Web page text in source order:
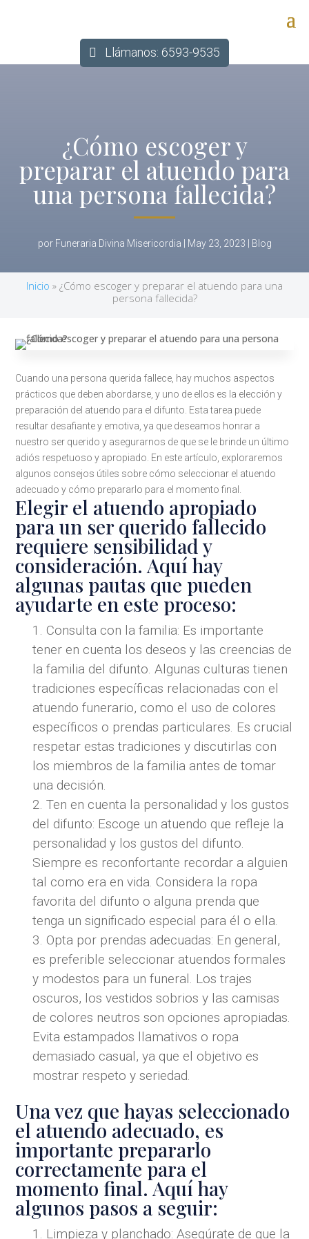
Llámanos: 6593-9535
¿Cómo escoger y
preparar el atuendo para
una persona fallecida?
por Funeraria Divina Misericordia May 23, 2023 Blog
Inicio » ¿Cómo escoger y preparar el atuendo para una
persona fallecida?
Cuando una persona querida fallece, hay muchos aspectos
prácticos que deben abordarse, y uno de ellos es la elección y
preparación del atuendo para el difunto. Esta tarea puede
resultar desafiante y emotiva, ya que deseamos honrar a
nuestro ser querido y asegurarnos de que se le brinde un último
adiós respetuoso y apropiado. En este artículo, exploraremos
algunos consejos útiles sobre cómo seleccionar el atuendo
adecuado y cómo prepararlo para el momento final.
Elegir el atuendo apropiado
para un ser querido fallecido
requiere sensibilidad y
consideración. Aquí hay
algunas pautas que pueden
ayudarte en este proceso:
Consulta con la familia: Es importante
tener en cuenta los deseos y las creencias de
la familia del difunto. Algunas culturas tienen
tradiciones específicas relacionadas con el
atuendo funerario, como el uso de colores
específicos o prendas particulares. Es crucial
respetar estas tradiciones y discutirlas con
los miembros de la familia antes de tomar
una decisión.
Ten en cuenta la personalidad y los gustos
del difunto: Escoge un atuendo que refleje la
personalidad y los gustos del difunto.
Siempre es reconfortante recordar a alguien
tal como era en vida. Considera la ropa
favorita del difunto o alguna prenda que
tenga un significado especial para él o ella.
Opta por prendas adecuadas: En general,
es preferible seleccionar atuendos formales
y modestos para un funeral. Los trajes
oscuros, los vestidos sobrios y las camisas
de colores neutros son opciones apropiadas.
Evita estampados llamativos o ropa
demasiado casual, ya que el objetivo es
mostrar respeto y seriedad.
Una vez que hayas seleccionado
el atuendo adecuado, es
importante prepararlo
correctamente para el
momento final. Aquí hay
algunos pasos a seguir:
Limpieza y planchado: Asegúrate de que la